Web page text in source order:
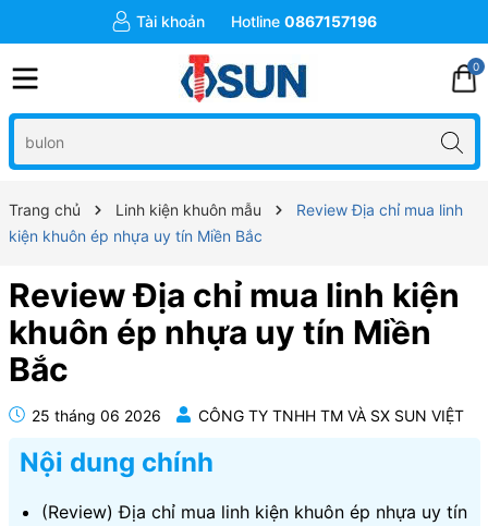
Tài khoản Hotline 0867157196
0
Trang chủ Linh kiện khuôn mẫu
Review Địa chỉ mua linh
kiện khuôn ép nhựa uy tín Miền Bắc
Review Địa chỉ mua linh kiện
khuôn ép nhựa uy tín Miền
Bắc
25 tháng 06 2026 CÔNG TY TNHH TM VÀ SX SUN VIỆT
Nội dung chính
(Review) Địa chỉ mua linh kiện khuôn ép nhựa uy tín